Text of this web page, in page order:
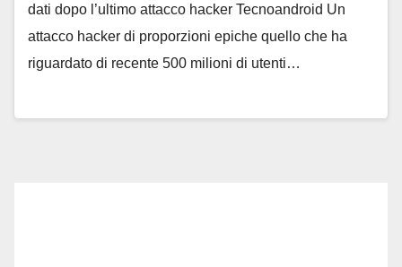
dati dopo l’ultimo attacco hacker Tecnoandroid Un
attacco hacker di proporzioni epiche quello che ha
riguardato di recente 500 milioni di utenti…